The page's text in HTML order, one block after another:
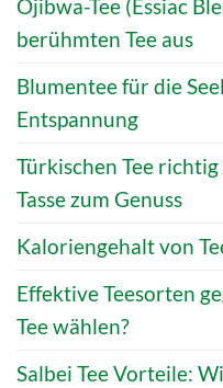
Ojibwa-Tee (Essiac
berühmten Tee aus
Blumentee für die
Entspannung
Türkischen Tee
Tasse zum Genuss
Kaloriengehalt von
Effektive Teesorten
Tee wählen?
Salbei Tee Vorteile: